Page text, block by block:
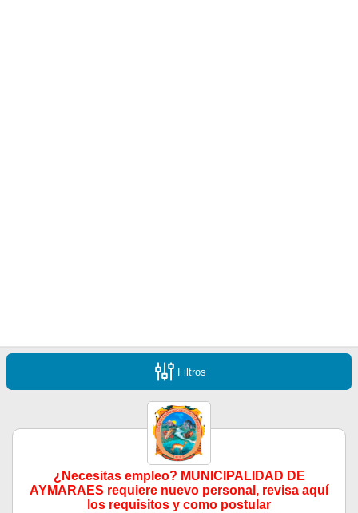
Filtros
¿Necesitas empleo? MUNICIPALIDAD DE
AYMARAES requiere nuevo personal, revisa aquí
los requisitos y como postular